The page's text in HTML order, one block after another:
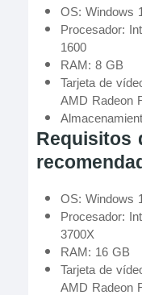
OS: Windows
Procesador:
1600
RAM: 8 GB
Tarjeta de
AMD Radeon
Requisitos
OS: Windows
Procesador:
3700X
RAM: 16 GB
Tarjeta de
AMD Radeon